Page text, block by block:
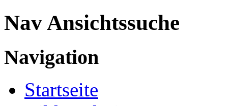
Nav Ansichtssuche
Navigation
Startseite